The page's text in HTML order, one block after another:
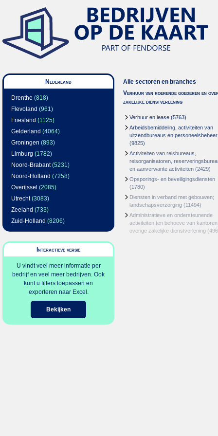
Nederland
Drenthe (818)
Flevoland (961)
Friesland (1125)
Gelderland (4064)
Groningen (893)
Limburg (1782)
Noord-Brabant(5231)
Noord-Holland (7258)
Overijssel (2085)
Utrecht(3083)
Zeeland (733)
Zuid-Holland (8206)
Interactieve versie
U vindt veel meer informatie per
bedrijf en veel meer bedrijven. Ook
kunt u filters toepassen en
exporteren naar Excel.
Bekijken
Alle sectoren en branches
Verhuur van roerende goederen en
zakelijke dienstverlening
Verhuur en lease (5763)
Arbeidsbemiddeling, activiteiten van
uitzendbureaus en personeelsbeheer
(9825)
Activiteiten van reisbureaus,
reisorganisatoren,
en aanverwante activiteiten (2429)
Opsporings- en beveiligingsdiensten
(1780)
Diensten in verband met gebouwen;
landschapsverzorging (11494)
Administratieve en ondersteunende
activiteiten ten behoeve van
overige zakelijke dienstverlening